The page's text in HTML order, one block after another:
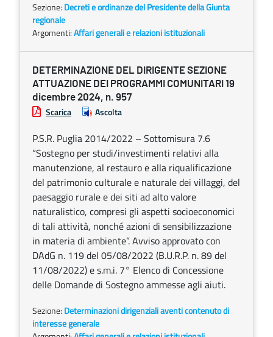
Sezione: Decreti e ordinanze del Presidente della Giunta
regionale
Argomenti:Affari generali e relazioni istituzionali
DETERMINAZIONE DEL DIRIGENTE SEZIONE
ATTUAZIONE DEI PROGRAMMI COMUNITARI 19
dicembre 2024, n. 957
Scarica Ascolta
P.S.R. Puglia 2014/2022 – Sottomisura 7.6
“Sostegno per studi/investimenti relativi alla
manutenzione, al restauro e alla riqualificazione
del patrimonio culturale e naturale dei villaggi, del
paesaggio rurale e dei siti ad alto valore
naturalistico, compresi gli aspetti socioeconomici
di tali attività, nonché azioni di sensibilizzazione
in materia di ambiente”. Avviso approvato con
DAdG n. 119 del 05/08/2022 (B.U.R.P. n. 89 del
11/08/2022) e s.m.i. 7° Elenco di Concessione
delle Domande di Sostegno ammesse agli aiuti.
Sezione: Determinazioni dirigenziali aventi contenuto di
interesse generale